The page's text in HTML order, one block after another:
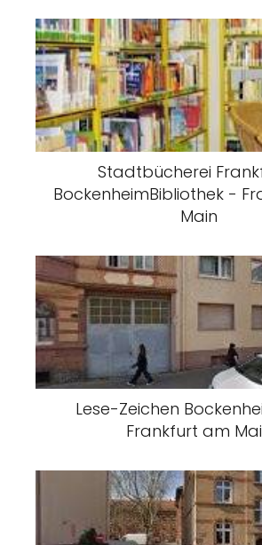
Stadtbücherei
BockenheimBibliothek -
Main
Lese-Zeichen
Frankfurt am